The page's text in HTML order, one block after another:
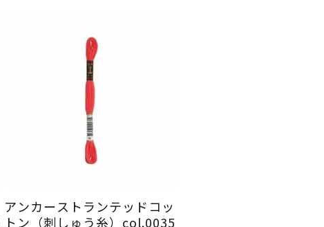
アンカーストランテッドコッ
トン（刺しゅう糸）col.0035